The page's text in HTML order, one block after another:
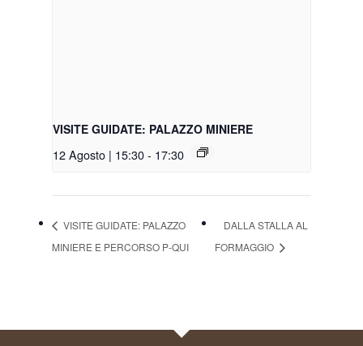
VISITE GUIDATE: PALAZZO MINIERE
12 Agosto | 15:30- 17:30
VISITE GUIDATE: PALAZZO
MINIERE E PERCORSO P-QUI
DALLA STALLA AL
FORMAGGIO